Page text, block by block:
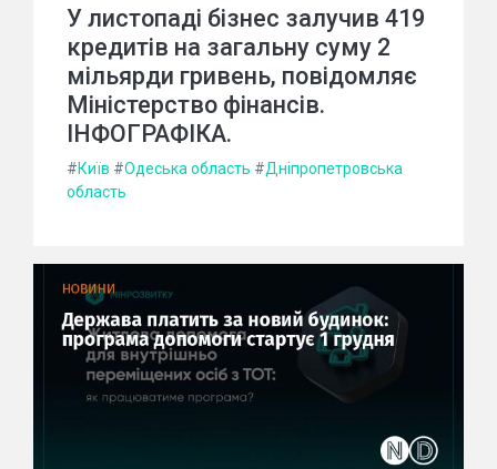
У листопаді бізнес залучив 419
кредитів на загальну суму 2
мільярди гривень, повідомляє
Міністерство фінансів.
ІНФОГРАФІКА.
#Київ #Одеська область #Дніпропетровська
область